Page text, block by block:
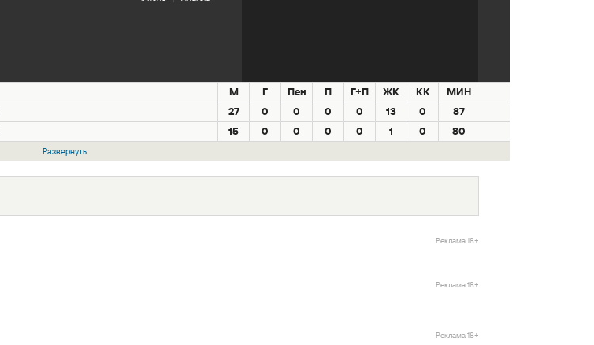
М Г Пен П Г+П ЖК КК
МИН
27 0 0 0 0 13 0
87
15 0 0 0 0 1 0 80
Развернуть
Реклама 18+
Реклама 18+
Реклама 18+